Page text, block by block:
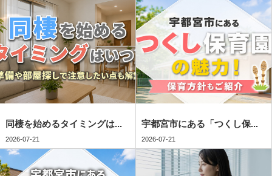
同棲を始めるタイミングは...
2026-07-21
宇都宮市にある「つくし保...
2026-07-21